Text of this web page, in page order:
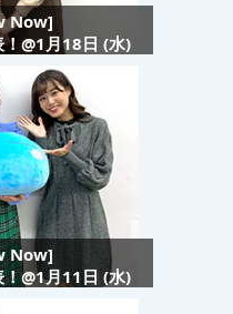
Now]
@1月18日 (水)
Now]
@1月11日 (水)